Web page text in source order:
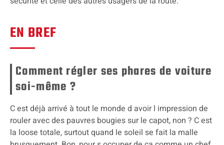
EN BREF
Comment régler ses phares de voiture
soi-même ?
C est déjà arrivé à tout le monde d avoir l impression de
rouler avec des pauvres bougies sur le capot, non ? C est
la loose totale, surtout quand le soleil se fait la malle